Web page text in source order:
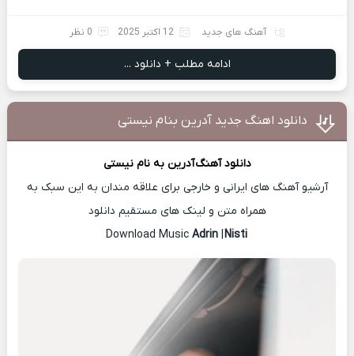
آهنگ های جدید 12 اکتبر 2025 0 نظر
ادامه مطلب + دانلود ...
دانلود اهنگ جدید آدرین بنام نیستی
دانلود آهنگآدرین به نام نیستی
آرشیو آهنگ های ایرانی و خارجی برای علاقه مندان به این سبک به
همراه متن و لینک های مستقیم دانلود
Adrin Nisti